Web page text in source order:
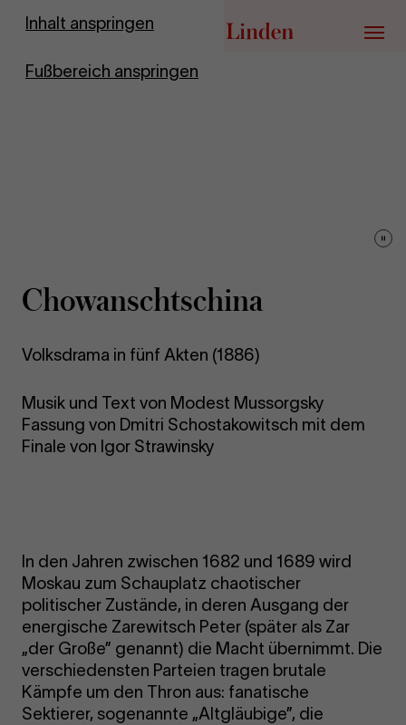
Inhalt anspringen
Fußbereich anspringen
Zur Startseite
Menü
Chowanscht­schina
Volksdrama in fünf Akten (1886)
Musik und Text von Modest Mussorgsky
Fassung von Dmitri Schostakowitsch mit dem
Finale von Igor Strawinsky
In den Jahren zwischen 1682 und 1689 wird
Moskau zum Schauplatz chaotischer
politischer Zustände, in deren Ausgang der
energische Zarewitsch Peter (später als Zar
„der Große” genannt) die Macht übernimmt. Die
verschiedensten Parteien tragen brutale
Kämpfe um den Thron aus: fanatische
Sektierer, sogenannte „Altgläubige”, die